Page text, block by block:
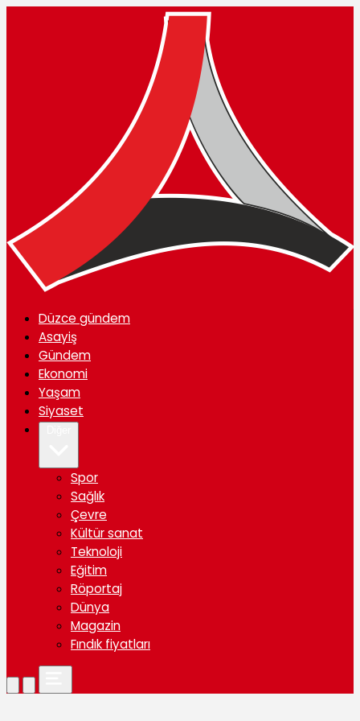
Düzce gündem
Asayiş
Gündem
Ekonomi
Yaşam
Siyaset
Spor
Sağlık
Çevre
Kültür sanat
Teknoloji
Eğitim
Röportaj
Dünya
Magazin
Fındık fiyatları